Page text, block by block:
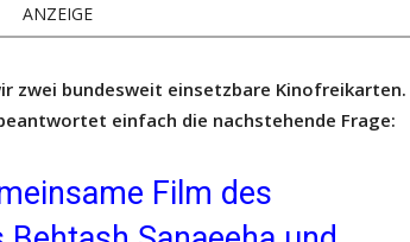
ANZEIGE
zwei bundesweit einsetzbare Kinofreikarten.
einfach die nachstehende Frage:
Film des